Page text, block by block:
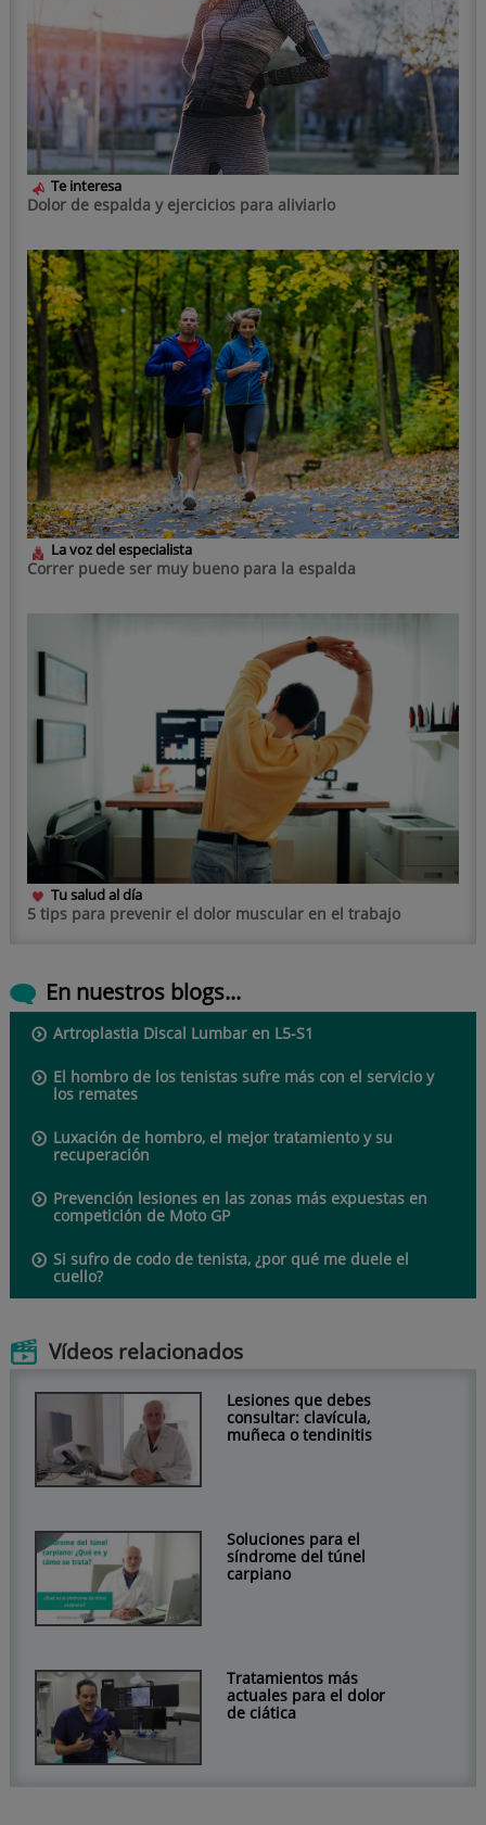
Te interesa
Dolor de espalda y ejercicios para aliviarlo
La voz del especialista
Correr puede ser muy bueno para la espalda
Tu salud al día
5 tips para prevenir el dolor muscular en el trabajo
En nuestros blogs...
Artroplastia Discal Lumbar en L5-S1
El hombro de los tenistas sufre más con el servicio y
los remates
Luxación de hombro, el mejor tratamiento y su
recuperación
Prevención lesiones en las zonas más expuestas en
competición de Moto GP
Si sufro de codo de tenista, ¿por qué me duele el
cuello?
Vídeos relacionados
Lesiones que debes
consultar: clavícula,
muñeca o tendinitis
Soluciones para el
síndrome del túnel
carpiano
Tratamientos más
actuales para el dolor
de ciática